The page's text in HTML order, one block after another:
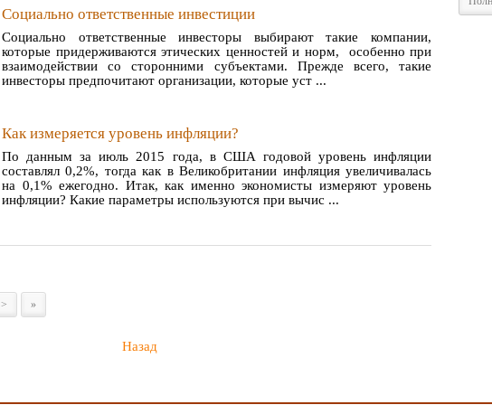
Cоциально ответственные инвестиции
Социально ответственные инвесторы выбирают такие компании,
которые придерживаются этических ценностей и норм, особенно при
взаимодействии со сторонними субъектами. Прежде всего, такие
инвесторы предпочитают организации, которые уст ...
Как измеряется уровень инфляции?
По данным за июль 2015 года, в США годовой уровень инфляции
составлял 0,2%, тогда как в Великобритании инфляция увеличивалась
на 0,1% ежегодно. Итак, как именно экономисты измеряют уровень
инфляции? Какие параметры используются при вычис ...
> »
Назад